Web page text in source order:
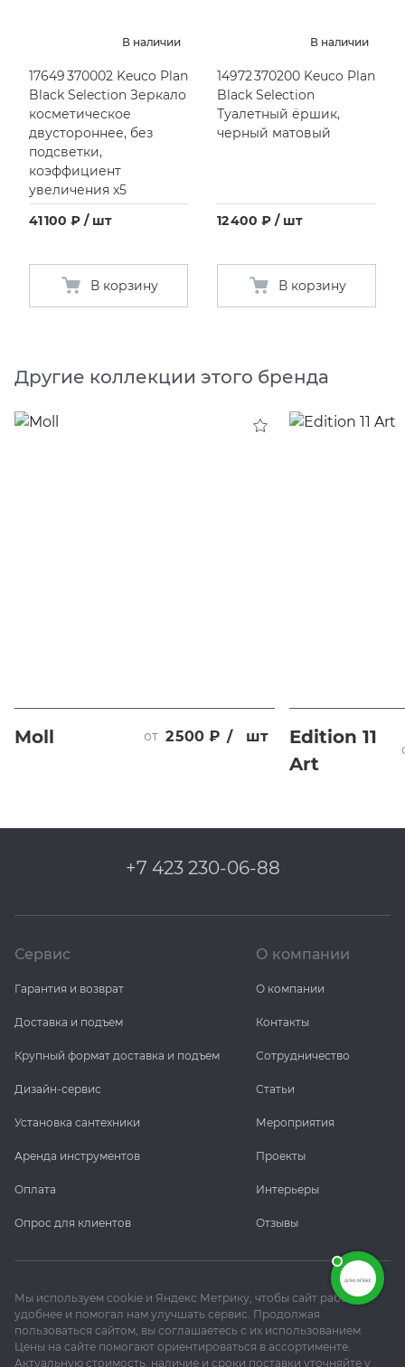
В наличии
17649 370002 Keuco Plan
Black Selection Зеркало
косметическое
двустороннее, без
подсветки,
коэффициент
увеличения x5
41 100 ₽ / шт
В корзину
В наличии
14972 370200 Keuco Plan
Black Selection
Туалетный ёршик,
черный матовый
12 400 ₽ / шт
В корзину
Другие коллекции этого бренда
Moll от 2 500 ₽ / шт
Edition 11
Art
+7 423 230-06-88
Сервис
Гарантия и возврат
Доставка и подъем
Крупный формат доставка и подъем
Дизайн-сервис
Установка сантехники
Аренда инструментов
Оплата
Опрос для клиентов
О компании
О компании
Контакты
Сотрудничество
Статьи
Мероприятия
Проекты
Интерьеры
Отзывы
Мы используем cookie и Яндекс Метрику, чтобы сайт работал
удобнее и помогал нам улучшать сервис. Продолжая
пользоваться сайтом, вы соглашаетесь с их использованием.
Цены на сайте помогают ориентироваться в ассортименте.
Актуальную стоимость, наличие и сроки поставки уточняйте у